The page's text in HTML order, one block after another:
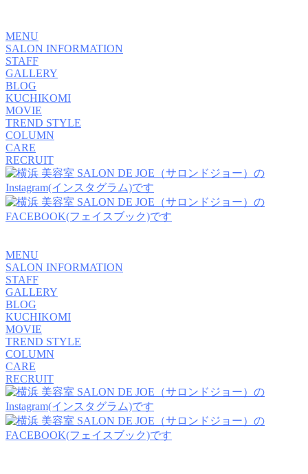
MENU
SALON INFORMATION
STAFF
GALLERY
BLOG
KUCHIKOMI
MOVIE
TREND STYLE
COLUMN
CARE
RECRUIT
MENU
SALON INFORMATION
STAFF
GALLERY
BLOG
KUCHIKOMI
MOVIE
TREND STYLE
COLUMN
CARE
RECRUIT